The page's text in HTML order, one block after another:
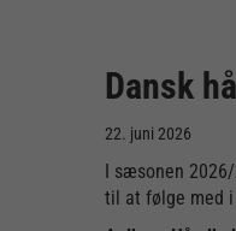
Dansk
22. juni 2026
I sæsonen
til at følge med i